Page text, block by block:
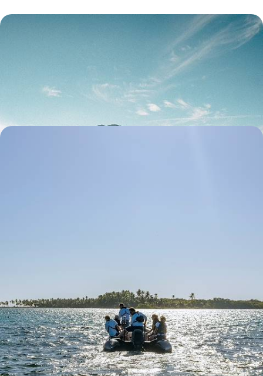
Guatemala et Honduras - Du lac Atitlán à Copán, le
De la douceur de l'Atitlán à la ferveur de Chichi, des lignes coloniales
d'Antigua aux couleurs de Flores : toucher l'essence du Guatemala
13 jours, de CHF 4500 à CHF 5700
Pourquoi partir avec
Voyageursau Honduras?